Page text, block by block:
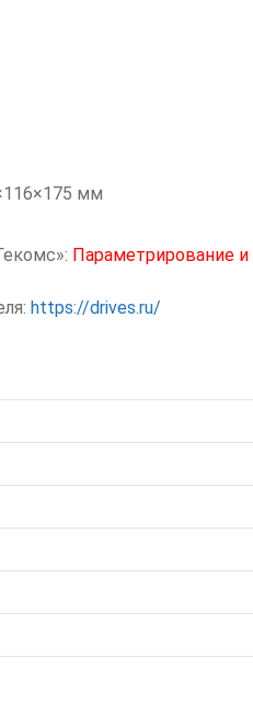
мм
Параметрирование и
https://drives.ru/